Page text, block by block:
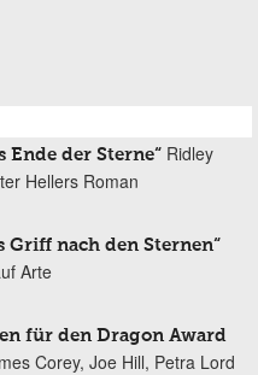
Ende der Sterne“ Ridley
Hellers Roman
Griff nach den Sternen“
Arte
für den Dragon Award
Corey, Joe Hill, Petra Lord